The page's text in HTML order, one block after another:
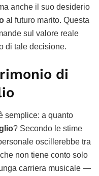
anche il suo desiderio
al futuro marito. Questa
sul valore reale
di tale decisione.
di
semplice: a quanto
? Secondo le stime
oscillerebbe tra
non tiene conto solo
carriera musicale —